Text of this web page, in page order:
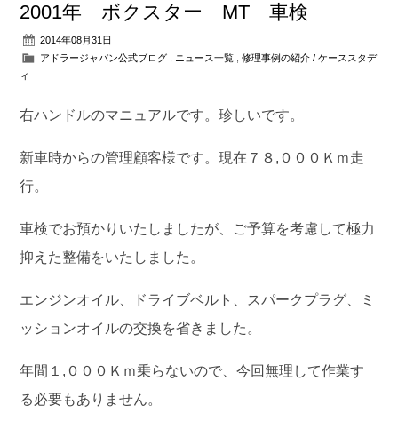
公式ブログ
会社概要
アクセス
お問い合わせ
2001年 ボクスター MT 車検
2014年08月31日
アドラージャパン公式ブログ
ニュース一覧 ,修理事例の紹介 / ケーススタデ
ィ
右ハンドルのマニュアルです。珍しいです。
新車時からの管理顧客様です。現在７８,０００Ｋｍ走
行。
車検でお預かりいたしましたが、ご予算を考慮して極力
抑えた整備をいたしました。
エンジンオイル、ドライブベルト、スパークプラグ、ミ
ッションオイルの交換を省きました。
年間１,０００Ｋｍ乗らないので、今回無理して作業す
る必要もありません。